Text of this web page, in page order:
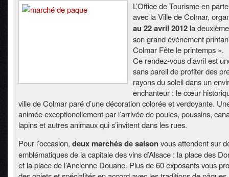
L’Office de Tourisme en
avec la Ville de Colmar,
au 22 avril 2012 la
son grand événement
Colmar Fête le printemps ».
Ce rendez-vous d’avril est
sans pareil de profiter des
rayons du soleil dans un
enchanteur : le cœur
ville de Colmar paré d’une décoration colorée et verdoyante.
animée exceptionellement par l’arrivée de poules, poussins,
lapins et autres animaux qui s’invitent dans les rues.
Pour l’occasion, deux marchés de saisonvous attendent sur
emblématiques de la capitale des vins d’Alsace : la place des
et la place de l’Ancienne Douane. Plus de 60 exposants vous